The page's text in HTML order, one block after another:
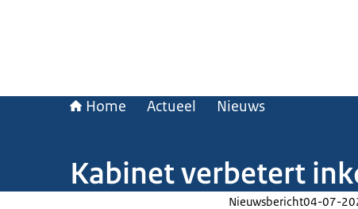
Home Actueel Nieuws
Kabinet verbetert
Nieuwsbericht04-07-